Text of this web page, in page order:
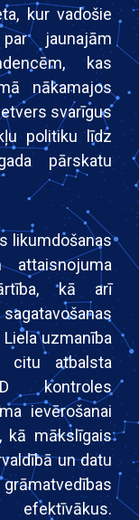
kur vadošie
jaunajām
kas
nākamajos
svarīgus
politiku līdz
pārskatu
likumdošanas
kā arī
uzmanība
atbalsta
kontroles
ievērošanai
kā mākslīgais
un datu